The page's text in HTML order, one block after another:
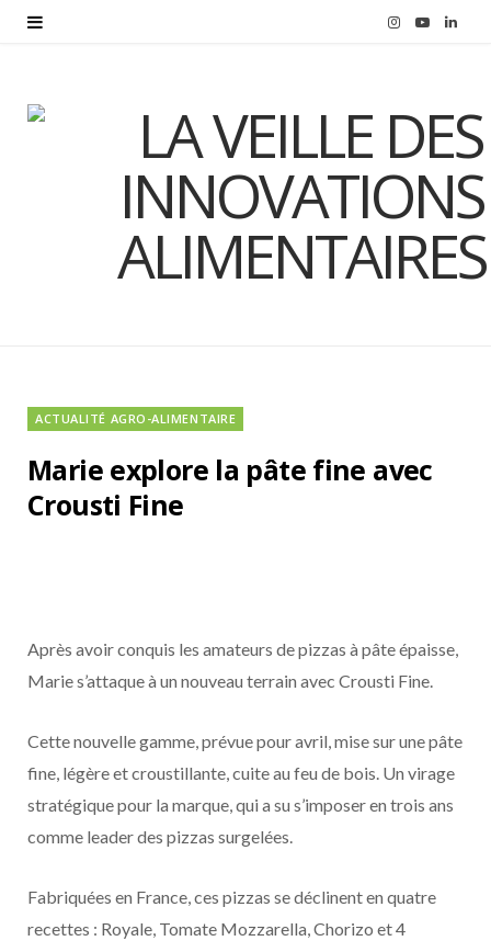
I
t
g
Y
T
u
b
L
k
e
d
ACTUALITÉ AGRO-ALIMENTAIRE
Marie explore la pâte fine avec
Crousti Fine
Après avoir conquis les amateurs de pizzas à pâte épaisse,
Marie s’attaque à un nouveau terrain avec Crousti Fine.
Cette nouvelle gamme, prévue pour avril, mise sur une pâte
fine, légère et croustillante, cuite au feu de bois. Un virage
stratégique pour la marque, qui a su s’imposer en trois ans
comme leader des pizzas surgelées.
Fabriquées en France, ces pizzas se déclinent en quatre
recettes : Royale, Tomate Mozzarella, Chorizo et 4